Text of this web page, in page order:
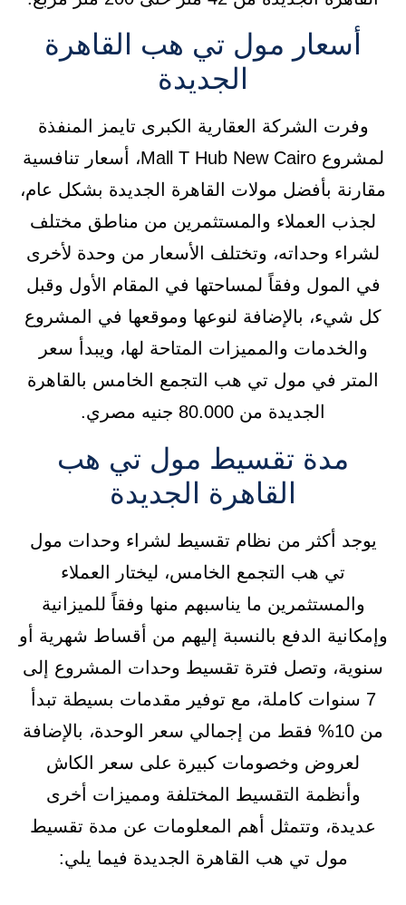
أسعار مول تي هب القاهرة
الجديدة
وفرت الشركة العقارية الكبرى تايمز المنفذة
لمشروع Mall T Hub New Cairo، أسعار تنافسية
مقارنة بأفضل مولات القاهرة الجديدة بشكل عام،
لجذب العملاء والمستثمرين من مناطق مختلف
لشراء وحداته، وتختلف الأسعار من وحدة لأخرى
في المول وفقاً لمساحتها في المقام الأول وقبل
كل شيء، بالإضافة لنوعها وموقعها في المشروع
والخدمات والمميزات المتاحة لها، ويبدأ سعر
المتر في مول تي هب التجمع الخامس بالقاهرة
الجديدة من 80.000 جنيه مصري.
مدة تقسيط مول تي هب
القاهرة الجديدة
يوجد أكثر من نظام تقسيط لشراء وحدات مول
تي هب التجمع الخامس، ليختار العملاء
والمستثمرين ما يناسبهم منها وفقاً للميزانية
وإمكانية الدفع بالنسبة إليهم من أقساط شهرية أو
سنوية، وتصل فترة تقسيط وحدات المشروع إلى
7 سنوات كاملة، مع توفير مقدمات بسيطة تبدأ
من 10% فقط من إجمالي سعر الوحدة، بالإضافة
لعروض وخصومات كبيرة على سعر الكاش
وأنظمة التقسيط المختلفة ومميزات أخرى
عديدة، وتتمثل أهم المعلومات عن مدة تقسيط
مول تي هب القاهرة الجديدة فيما يلي: